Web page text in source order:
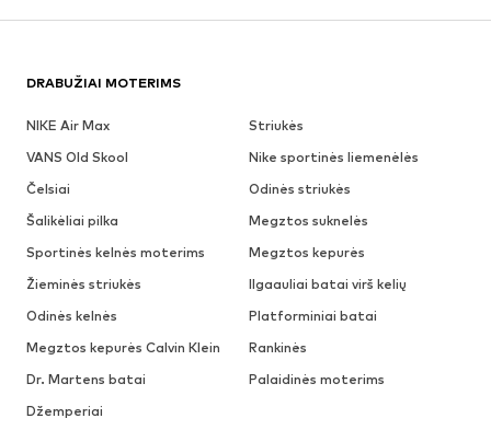
DRABUŽIAI MOTERIMS
NIKE Air Max
Striukės
VANS Old Skool
Nike sportinės liemenėlės
Čelsiai
Odinės striukės
Šalikėliai pilka
Megztos suknelės
Sportinės kelnės moterims
Megztos kepurės
Žieminės striukės
Ilgaauliai batai virš kelių
Odinės kelnės
Platforminiai batai
Megztos kepurės Calvin Klein
Rankinės
Dr. Martens batai
Palaidinės moterims
Džemperiai